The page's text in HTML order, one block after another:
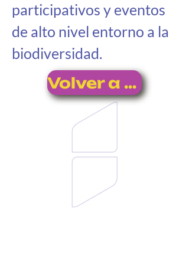
participativos y eventos
de alto nivel entorno a la
biodiversidad.
Volver a impactos